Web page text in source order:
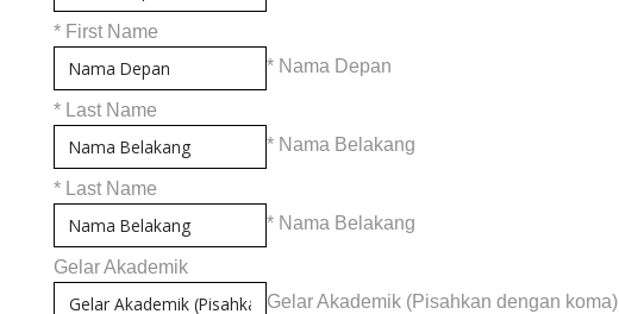
* First Name
* Nama Depan
* Last Name
* Nama Belakang
* Last Name
* Nama Belakang
Gelar Akademik
Gelar Akademik (Pisahkan dengan koma)